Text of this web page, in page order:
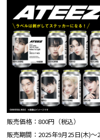
販売価格：800円（税込）
販売期間：2025年9月25日(木)～